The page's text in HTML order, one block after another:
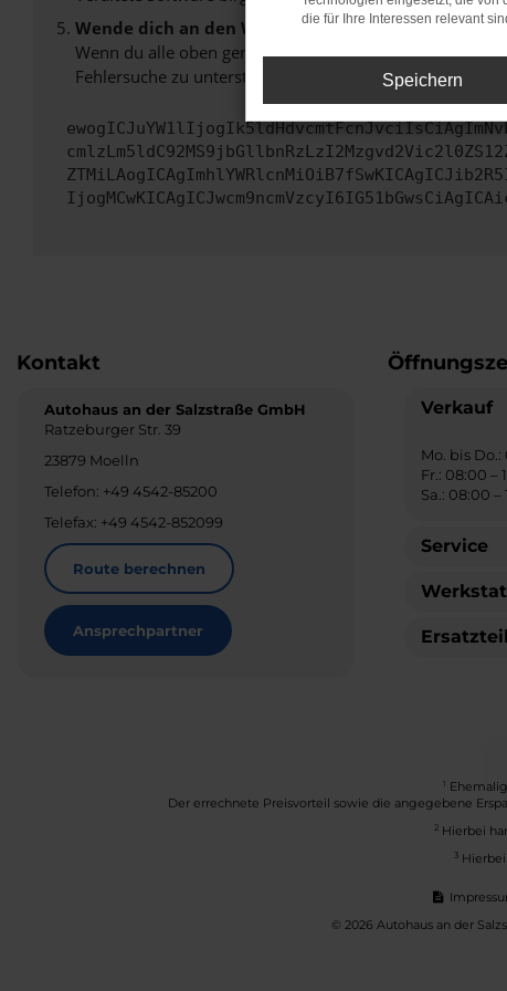
Wende dich an den Webseitenbetreiber.
Wenn du alle oben genannten Schritte versucht hast,
Fehlersuche zu unterstützen:
Kontakt
Autohaus an der Salzstraße GmbH
Ratzeburger Str. 39
23879 Moelln
Telefon: +49 4542-85200
Telefax: +49 4542-852099
Route berechnen
Ansprechpartner
Verkauf
Mo. bis Do.:
Fr.: 08:00 –
Sa.: 08:00 –
Service
1
Der errechnete Preisvorteil sowie die angegebene
2 Hierbei
3
© 2026 Autohaus an der
die für Ihre Interessen relevant
Speichern